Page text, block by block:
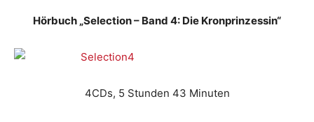
Hörbuch „Selection – Band 4: Die Kronprinzessin“
4CDs, 5 Stunden 43 Minuten